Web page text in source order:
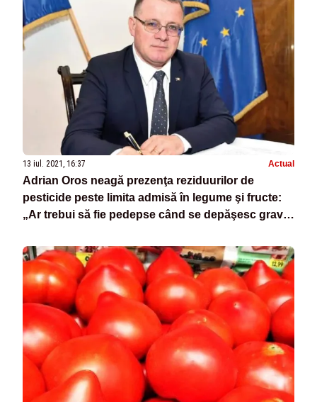
13 iul. 2021, 16:37 Actual
Adrian Oros neagă prezenţa reziduurilor de
pesticide peste limita admisă în legume şi fructe:
„Ar trebui să fie pedepse când se depăşesc grav